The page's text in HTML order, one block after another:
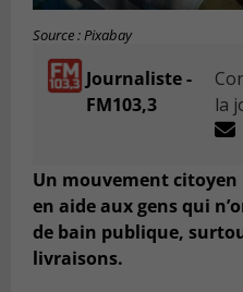
Source : Pixabay
Journaliste -
FM103,3
la
Un mouvement
en aide aux gens qui
de bain publique,
livraisons.